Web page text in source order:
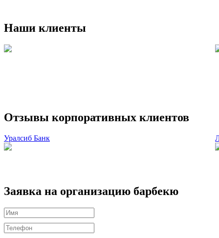
Наши клиенты
Отзывы корпоративных клиентов
Уралсиб Банк
Заявка на организацию барбекю